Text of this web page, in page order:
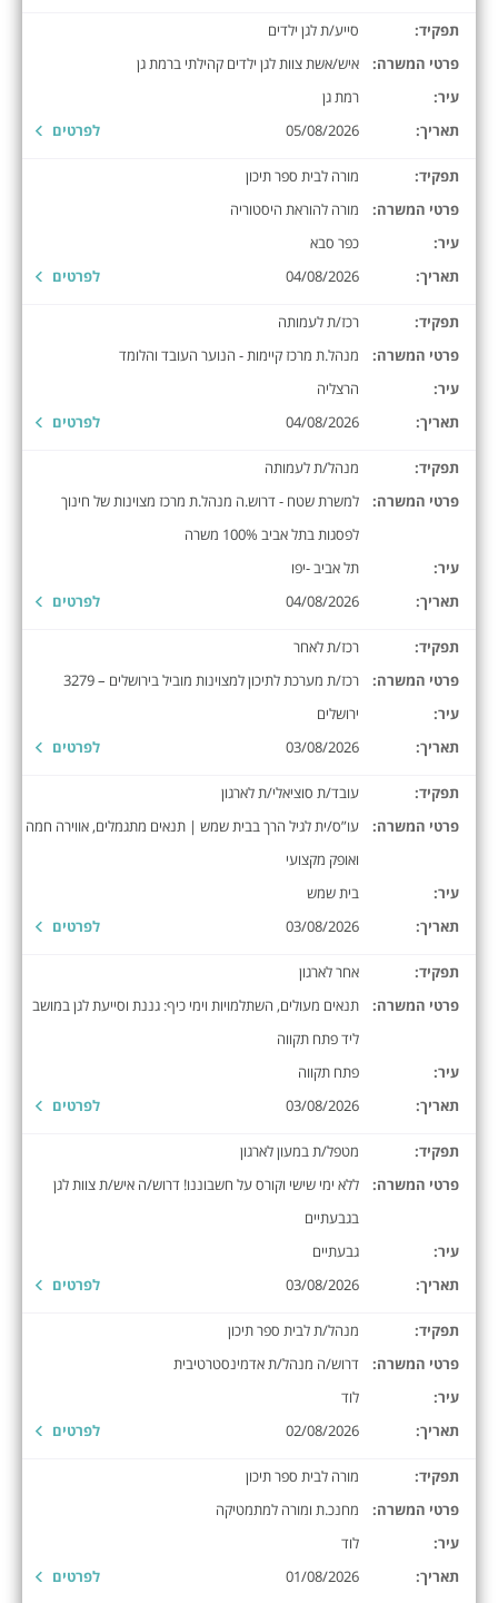
תפקיד:
סייע/ת לגן ילדים
פרטי המשרה:
איש/אשת צוות לגן ילדים קהילתי ברמת גן
עיר:
רמת גן
תאריך:
05/08/2026 לפרטים
תפקיד:
מורה לבית ספר תיכון
פרטי המשרה:
מורה להוראת היסטוריה
עיר:
כפר סבא
תאריך:
04/08/2026 לפרטים
תפקיד:
רכז/ת לעמותה
פרטי המשרה:
מנהל.ת מרכז קיימות - הנוער העובד והלומד
עיר:
הרצליה
תאריך:
04/08/2026 לפרטים
תפקיד:
מנהל/ת לעמותה
פרטי המשרה:
למשרת שטח - דרוש.ה מנהל.ת מרכז מצוינות של חינוך
לפסגות בתל אביב 100% משרה
עיר:
תל אביב -יפו
תאריך:
04/08/2026 לפרטים
תפקיד:
רכז/ת לאחר
פרטי המשרה:
רכז/ת מערכת לתיכון למצוינות מוביל בירושלים – 3279
עיר:
ירושלים
תאריך:
03/08/2026 לפרטים
תפקיד:
עובד/ת סוציאלי/ת לארגון
פרטי המשרה:
עו”ס/ית לגיל הרך בבית שמש | תנאים מתגמלים, אווירה חמה
ואופק מקצועי
עיר:
בית שמש
תאריך:
03/08/2026 לפרטים
תפקיד:
אחר לארגון
פרטי המשרה:
תנאים מעולים, השתלמויות וימי כיף: גננת וסייעת לגן במושב
ליד פתח תקווה
עיר:
פתח תקווה
תאריך:
03/08/2026 לפרטים
תפקיד:
מטפל/ת במעון לארגון
פרטי המשרה:
ללא ימי שישי וקורס על חשבוננו! דרוש/ה איש/ת צוות לגן
בגבעתיים
עיר:
גבעתיים
תאריך:
03/08/2026 לפרטים
תפקיד:
מנהל/ת לבית ספר תיכון
פרטי המשרה:
דרוש/ה מנהל/ת אדמינסטרטיבית
עיר:
לוד
תאריך:
02/08/2026 לפרטים
תפקיד:
מורה לבית ספר תיכון
פרטי המשרה:
מחנכ.ת ומורה למתמטיקה
עיר:
לוד
תאריך:
01/08/2026 לפרטים